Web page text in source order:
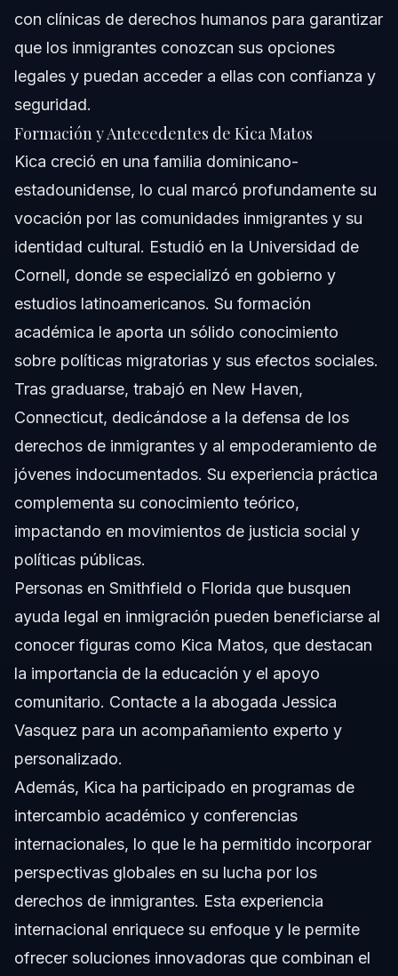
con clínicas de derechos humanos para garantizar
que los inmigrantes conozcan sus opciones
legales y puedan acceder a ellas con confianza y
seguridad.
Formación y Antecedentes de Kica Matos
Kica creció en una familia dominicano-
estadounidense, lo cual marcó profundamente su
vocación por las comunidades inmigrantes y su
identidad cultural. Estudió en la Universidad de
Cornell, donde se especializó en gobierno y
estudios latinoamericanos. Su formación
académica le aporta un sólido conocimiento
sobre políticas migratorias y sus efectos sociales.
Tras graduarse, trabajó en New Haven,
Connecticut, dedicándose a la defensa de los
derechos de inmigrantes y al empoderamiento de
jóvenes indocumentados. Su experiencia práctica
complementa su conocimiento teórico,
impactando en movimientos de justicia social y
políticas públicas.
Personas en Smithfield o Florida que busquen
ayuda legal en inmigración pueden beneficiarse al
conocer figuras como Kica Matos, que destacan
la importancia de la educación y el apoyo
comunitario. Contacte a la abogada Jessica
Vasquez para un acompañamiento experto y
personalizado.
Además, Kica ha participado en programas de
intercambio académico y conferencias
internacionales, lo que le ha permitido incorporar
perspectivas globales en su lucha por los
derechos de inmigrantes. Esta experiencia
internacional enriquece su enfoque y le permite
ofrecer soluciones innovadoras que combinan el